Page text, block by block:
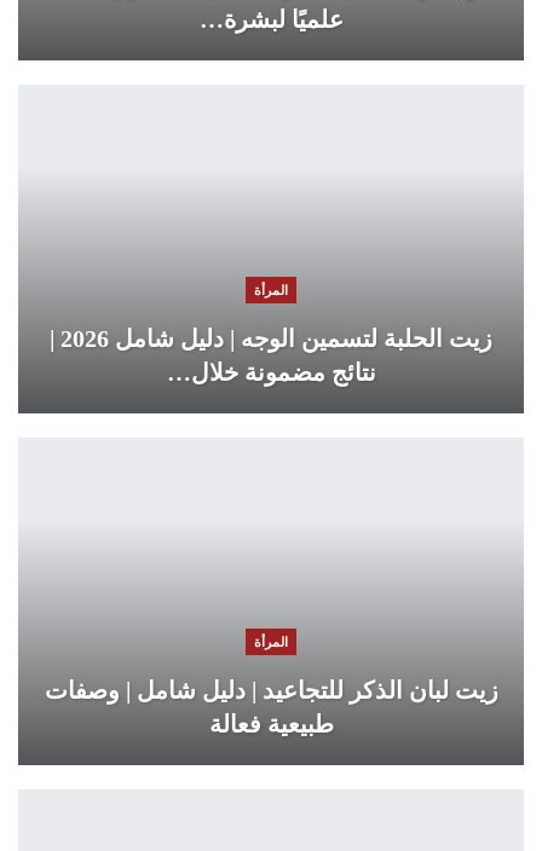
علميًا لبشرة…
المرأة
زيت الحلبة لتسمين الوجه | دليل شامل 2026 |
نتائج مضمونة خلال…
المرأة
زيت لبان الذكر للتجاعيد | دليل شامل | وصفات
طبيعية فعالة